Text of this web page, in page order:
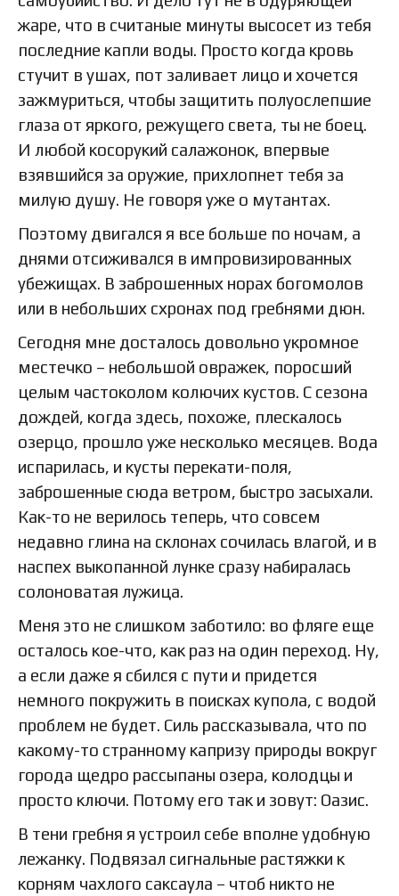
жаре, что в считаные минуты высосет из тебя
последние капли воды. Просто когда кровь
стучит в ушах, пот заливает лицо и хочется
зажмуриться, чтобы защитить полуослепшие
глаза от яркого, режущего света, ты не боец.
И любой косорукий салажонок, впервые
взявшийся за оружие, прихлопнет тебя за
милую душу. Не говоря уже о мутантах.
Поэтому двигался я все больше по ночам, а
днями отсиживался в импровизированных
убежищах. В заброшенных норах богомолов
или в небольших схронах под гребнями дюн.
Сегодня мне досталось довольно укромное
местечко – небольшой овражек, поросший
целым частоколом колючих кустов. С сезона
дождей, когда здесь, похоже, плескалось
озерцо, прошло уже несколько месяцев. Вода
испарилась, и кусты перекати-поля,
заброшенные сюда ветром, быстро засыхали.
Как-то не верилось теперь, что совсем
недавно глина на склонах сочилась влагой, и в
наспех выкопанной лунке сразу набиралась
солоноватая лужица.
Меня это не слишком заботило: во фляге еще
осталось кое-что, как раз на один переход. Ну,
а если даже я сбился с пути и придется
немного покружить в поисках купола, с водой
проблем не будет. Силь рассказывала, что по
какому-то странному капризу природы вокруг
города щедро рассыпаны озера, колодцы и
просто ключи. Потому его так и зовут: Оазис.
В тени гребня я устроил себе вполне удобную
лежанку. Подвязал сигнальные растяжки к
корням чахлого саксаула – чтоб никто не